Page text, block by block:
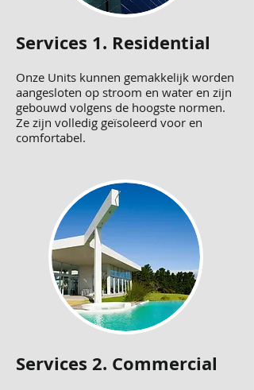
Services 1. Residential
Onze Units kunnen gemakkelijk worden
aangesloten op stroom en water en zijn
gebouwd volgens de hoogste normen.
Ze zijn volledig geïsoleerd voor en
comfortabel.
Services 2. Commercial